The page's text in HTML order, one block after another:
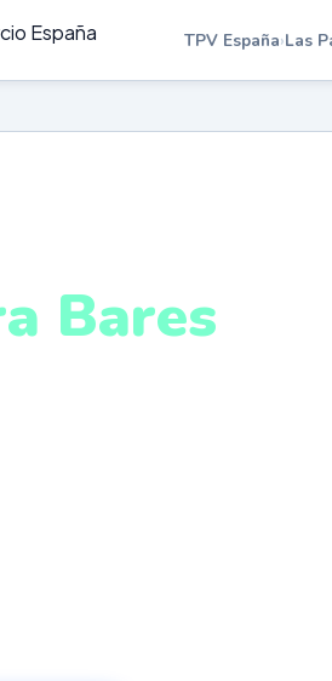
TPV España›Las
Bares